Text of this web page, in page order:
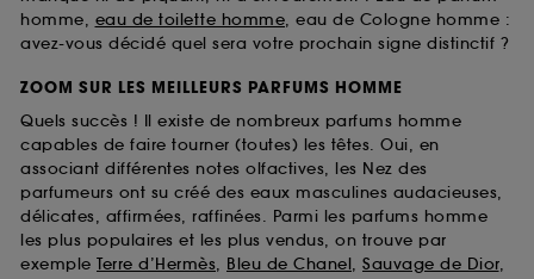
homme, eau de toilette homme, eau de Cologne homme :
avez-vous décidé quel sera votre prochain signe distinctif ?
ZOOM SUR LES MEILLEURS PARFUMS HOMME
Quels succès ! Il existe de nombreux parfums homme
capables de faire tourner (toutes) les têtes. Oui, en
associant différentes notes olfactives, les Nez des
parfumeurs ont su créé des eaux masculines audacieuses,
délicates, affirmées, raffinées. Parmi les parfums homme
les plus populaires et les plus vendus, on trouve par
exemple Terre d’Hermès, Bleu de Chanel, Sauvage de Dior,